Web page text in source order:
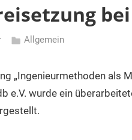
Allgemein
„Ingenieurmethoden als
e.V. wurde ein